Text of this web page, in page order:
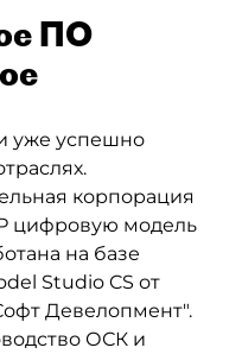
ПО
уже успешно
корпорация
цифровую модель
на базе
Studio CS от
Девелопмент".
ОСК и